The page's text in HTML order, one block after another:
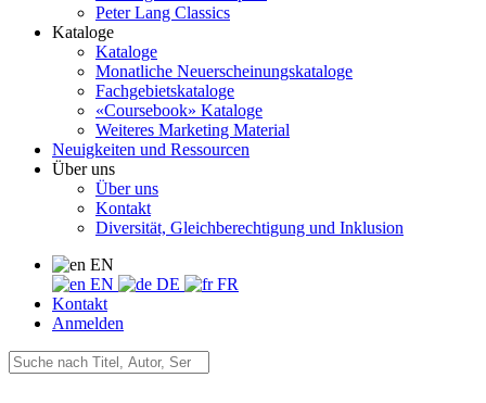
Peter Lang Classics
Kataloge
Kataloge
Monatliche Neuerscheinungskataloge
Fachgebietskataloge
«Coursebook» Kataloge
Weiteres Marketing Material
Neuigkeiten und Ressourcen
Über uns
Über uns
Kontakt
Diversität, Gleichberechtigung und Inklusion
EN
EN
DE
FR
Kontakt
Anmelden